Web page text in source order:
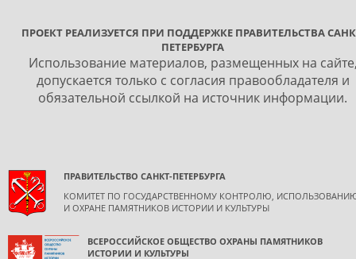
ПРОЕКТ РЕАЛИЗУЕТСЯ ПРИ ПОДДЕРЖКЕ ПРАВИТЕЛЬСТВА
ПЕТЕРБУРГА
Использование материалов, размещенных на
допускается только с согласия правообладателя и
обязательной ссылкой на источник информации.
ПРАВИТЕЛЬСТВО САНКТ-ПЕТЕРБУРГА
КОМИТЕТ ПО ГОСУДАРСТВЕННОМУ КОНТРОЛЮ,
И ОХРАНЕ ПАМЯТНИКОВ ИСТОРИИ И КУЛЬТУРЫ
ВСЕРОССИЙСКОЕ ОБЩЕСТВО ОХРАНЫ ПАМЯТНИКОВ
ИСТОРИИ И КУЛЬТУРЫ